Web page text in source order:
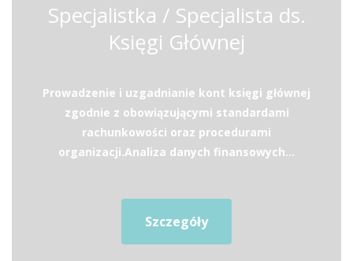
Specjalistka / Specjalista ds.
Księgi Głównej
Prowadzenie i uzgadnianie kont księgi głównej
zgodnie z obowiązującymi standardami
rachunkowości oraz procedurami
organizacji.Analiza danych finansowych...
Szczegóły